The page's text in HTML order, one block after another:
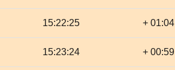
15:22:25 + 01:04
15:23:24 + 00:59